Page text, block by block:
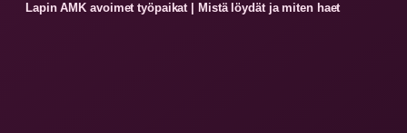
Lapin AMK avoimet työpaikat | Mistä löydät ja miten haet